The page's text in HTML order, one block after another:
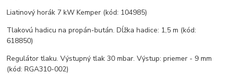
Liatinový horák 7 kW Kemper (kód: 104985)
Tlakovú hadicu na propán-bután. Dĺžka hadice: 1,5 m (kód:
618850)
Regulátor tlaku. Výstupný tlak 30 mbar. Výstup: priemer - 9 mm
(kód: RGA310-002)